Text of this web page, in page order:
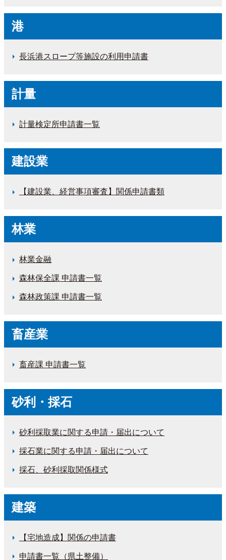
港
長浜港スロープ等施設の利用申請書
計量
計量検定所申請書一覧
建設業
【建設業、経営事項審査】関係申請書類
林業
林業金融
森林保全課 申請書一覧
森林政策課 申請書一覧
畜産業
畜産課 申請書一覧
砂利・採石
砂利採取業に関する申請・届出について
採石業に関する申請・届出について
採石、砂利採取関係様式
建築
【宅地造成】関係の申請書
申請書一覧（県土整備）